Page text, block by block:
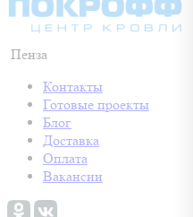
Пенза
Контакты
Готовые проекты
Блог
Доставка
Оплата
Вакансии